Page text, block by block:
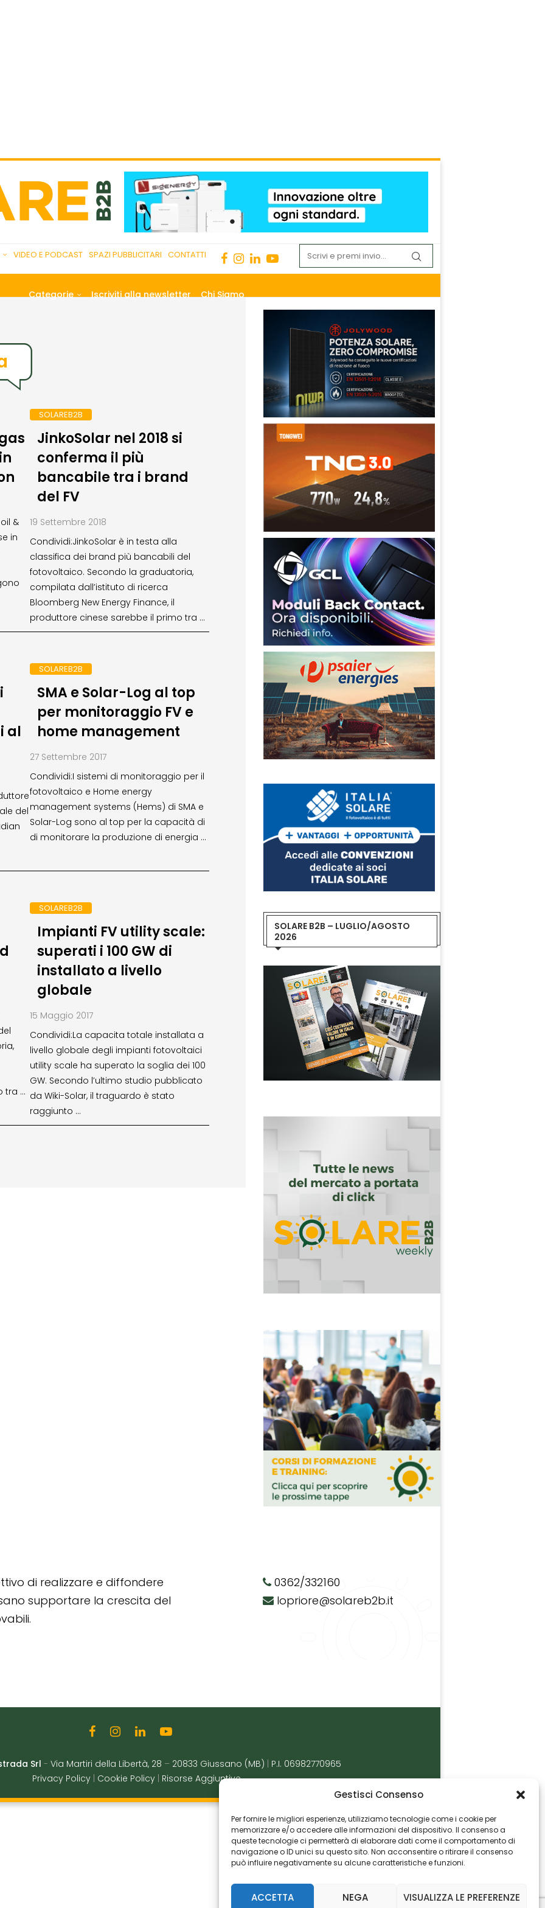
Gestisci Consenso
Per fornire le migliori esperienze, utilizziamo tecnologie come i cookie per
memorizzare e/o accedere alle informazioni del dispositivo. Il consenso a
queste tecnologie ci permetterà di elaborare dati come il comportamento di
navigazione o ID unici su questo sito. Non acconsentire o ritirare il consenso
può influire negativamente su alcune caratteristiche e funzioni.
ACCETTA NEGA VISUALIZZA LE PREFERENZE
VIDEO E PODCAST SPAZI PUBBLICITARI CONTATTI
Categorie Iscriviti alla newsletter Chi Siamo
&
in
SOLAREB2B
JinkoSolar nel 2018 si
conferma il più
bancabile tra i brand
del FV
19 Settembre 2018
Condividi:JinkoSolar è in testa alla
classifica dei brand più bancabili del
fotovoltaico. Secondo la graduatoria,
compilata dall’istituto di ricerca
Bloomberg New Energy Finance, il
produttore cinese sarebbe il primo tra …
al
del
SOLAREB2B
SMA e Solar-Log al top
per monitoraggio FV e
home management
27 Settembre 2017
Condividi:I sistemi di monitoraggio per il
fotovoltaico e Home energy
management systems (Hems) di SMA e
Solar-Log sono al top per la capacità di
di monitorare la produzione di energia …
tra …
SOLAREB2B
Impianti FV utility scale:
superati i 100 GW di
installato a livello
globale
15 Maggio 2017
Condividi:La capacita totale installata a
livello globale degli impianti fotovoltaici
utility scale ha superato la soglia dei 100
GW. Secondo l’ultimo studio pubblicato
da Wiki-Solar, il traguardo è stato
raggiunto …
SOLARE B2B – LUGLIO/AGOSTO
2026
di realizzare e diffondere
supportare la crescita del
0362/332160
lopriore@solareb2b.it
Srl - Via Martiri della Libertà, 28 – 20833 Giussano (MB)
P.I. 06982770965
Privacy Policy
Cookie Policy Risorse Aggiuntive